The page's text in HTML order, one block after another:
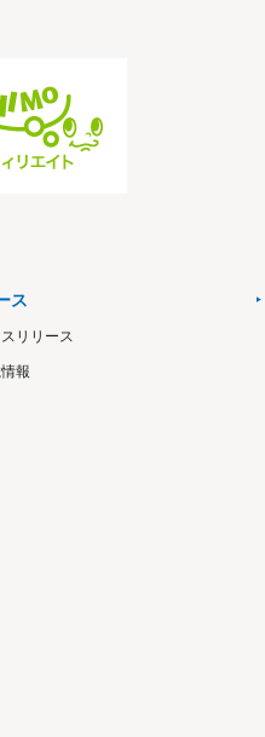
ス
リリース
報